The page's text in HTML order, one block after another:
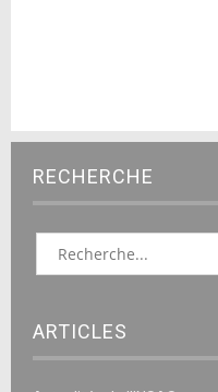
RECHERCHE
ARTICLES